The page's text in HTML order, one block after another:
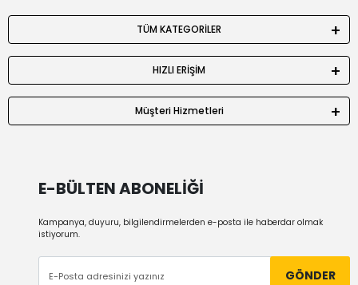
TÜM KATEGORİLER
HIZLI ERİŞİM
Müşteri Hizmetleri
E-BÜLTEN ABONELİĞİ
Kampanya, duyuru, bilgilendirmelerden e-posta ile haberdar olmak
istiyorum.
GÖNDER